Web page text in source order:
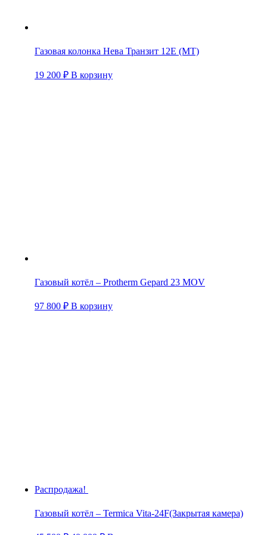
Газовая колонка Нева Транзит 12Е (МТ)
19 200 ₽ В корзину
Газовый котёл – Protherm Gepard 23 MOV
97 800 ₽ В корзину
Распродажа!
Газовый котёл – Termica Vita-24F(Закрытая камера)